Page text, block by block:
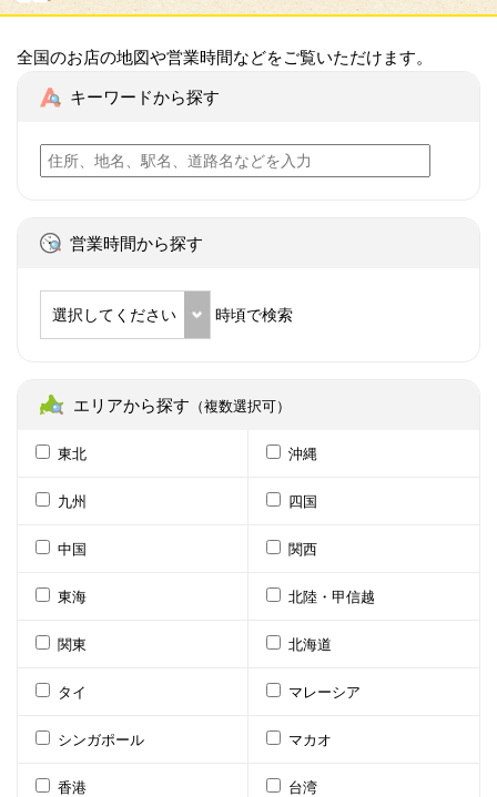
全国のお店の地図や営業時間などをご覧いただけます。
キーワードから探す
営業時間から探す
選択してください 時頃で検索
エリアから探す （複数選択可）
東北 沖縄
九州 四国
中国 関西
東海 北陸・甲信越
関東 北海道
タイ マレーシア
シンガポール マカオ
香港 台湾